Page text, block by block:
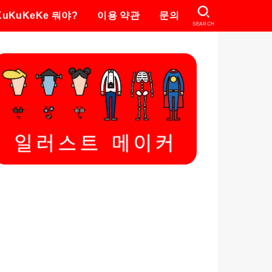
뭐야? 이용 약관 문의
SEARCH